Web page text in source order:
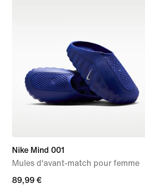
Nike Mind 001
Mules d'avant-match pour femme
89,99 €
89,99 €